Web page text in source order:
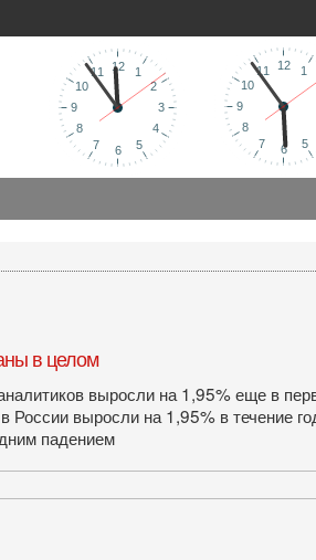
в целом
выросли на 1,95% еще в
выросли на 1,95% в течение
падением